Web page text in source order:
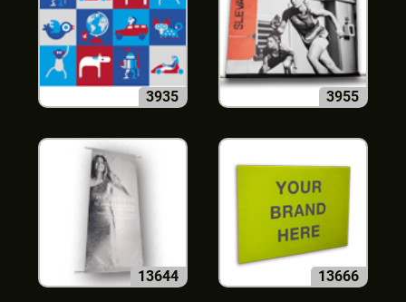
3935 3955
13644 13666